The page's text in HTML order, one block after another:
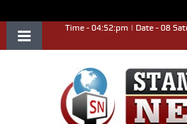
Time - 04:52:pm | Date - 08